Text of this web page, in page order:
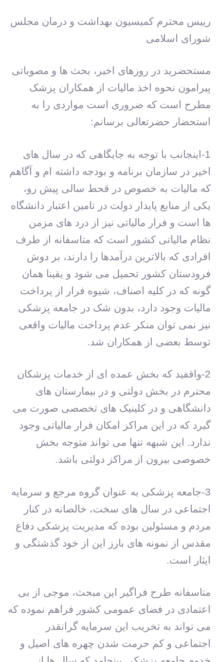
رییس محترم کمیسیون بهداشت و درمان مجلس
شورای اسلامی
مستحضرید در روزهای اخیر، بحث ها و مصوباتی
پیرامون نحوه اخذ مالیات از همکاران پزشک
مطرح است که ضروری است مواردی را به
استحضار حضرتعالی برسانم:
1-اینجانب با توجه به جایگاهی که در سال های
اخیر در سازمان برنامه و بودجه داشته ام و آگاهم
که مالیات به خصوص در قحط سالی پیش رو،
یکی از منابع پایدار دولت در تامین اعتبار دانشگاه
ها است و فرار مالیاتی نیز از درد های مزمن
نظام مالیاتی کشور است که متاسفانه از طرف
افرادی که بالاترین درآمدها را دارند، بر دوش
فرودستان کشور تحمیل می شود و یقینا همان
گونه که در کلیه اصناف، شیوه فرار از پرداخت
مالیات وجود دارد، بدون شک در جامعه پزشکی
نیز نمی توان منکر عدم پرداخت مالیات واقعی
توسط بعضی از همکاران شد.
2-واقفید که بخش عمده ای از خدمات پزشکان
محترم در بخش دولتی و در بیمارستان های
دانشگاهی و در کلینیک های تخصصی صورت می
گیرد که در این مراکز امکان فرار مالیاتی وجود
ندارد. این شبهه تنها می تواند متوجه بخش
خصوصی بیرون از مراکز دولتی باشد.
3-جامعه پزشکی به عنوان گروه مرجع و سرمایه
اجتماعی در سال های سخت، خالصانه در کنار
مردم و مسئولین بوده که مدیریت پزشکی دفاع
مقدس از نمونه های بارز این از خود گذشتگی و
ایثار است.
متاسفانه طرح فراگیر این مبحث، موجی از بی
اعتمادی در فضای عمومی کشور فراهم نموده که
می تواند به تخریب این سرمایه گرانقدر
اجتماعی و کم حرمت شدن چهره های اصیل و